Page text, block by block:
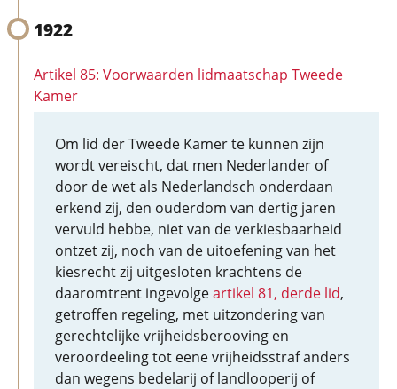
1922
Artikel 85: Voorwaarden lidmaatschap Tweede
Kamer
Om lid der Tweede Kamer te kunnen zijn
wordt vereischt, dat men Nederlander of
door de wet als Nederlandsch onderdaan
erkend zij, den ouderdom van dertig jaren
vervuld hebbe, niet van de verkiesbaarheid
ontzet zij, noch van de uitoefening van het
kiesrecht zij uitgesloten krachtens de
daaromtrent ingevolgeartikel 81, derde lid,
getroffen regeling, met uitzondering van
gerechtelijke vrijheidsberooving en
veroordeeling tot eene vrijheidsstraf anders
dan wegens bedelarij of landlooperij of